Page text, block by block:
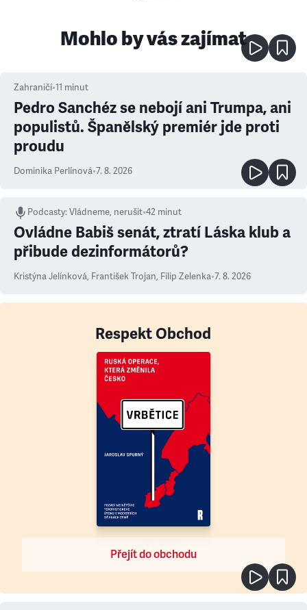
Mohlo by vás zajímat
Zahraničí•11 minut
Pedro Sanchéz se nebojí ani Trumpa, ani
populistů. Španělský premiér jde proti
proudu
Dominika Perlínová•7. 8. 2026
Podcasty:Vládneme, nerušit•42 minut
Ovládne Babiš senát, ztratí Láska klub a
přibude dezinformátorů?
Kristýna Jelínková, František Trojan, Filip Zelenka•7. 8. 2026
Respekt Obchod
Přejít do obchodu